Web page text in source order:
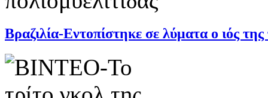
Βραζιλία-Εντοπίστηκε σε λύματα ο ιός